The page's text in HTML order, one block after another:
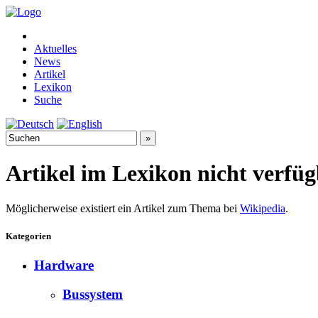
Aktuelles
News
Artikel
Lexikon
Suche
Artikel im Lexikon nicht
Möglicherweise existiert ein Artikel zum Thema bei Wikipedia.
Kategorien
Hardware
Bussystem